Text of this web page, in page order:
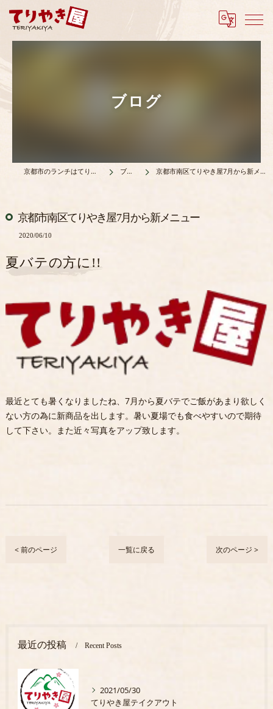
ブログ
京都市のランチはてりやき屋 ブログ 京都市南区てりやき屋7月から新メニュー
京都市南区てりやき屋7月から新メニュー
2020/06/10
夏バテの方に!!
最近とても暑くなりましたね、7月から夏バテでご飯があまり欲しく
ない方の為に新商品を出します。暑い夏場でも食べやすいので期待
して下さい。また近々写真をアップ致します。
< 前のページ 一覧に戻る 次のページ >
最近の投稿 Recent Posts
2021/05/30
てりやき屋テイクアウト